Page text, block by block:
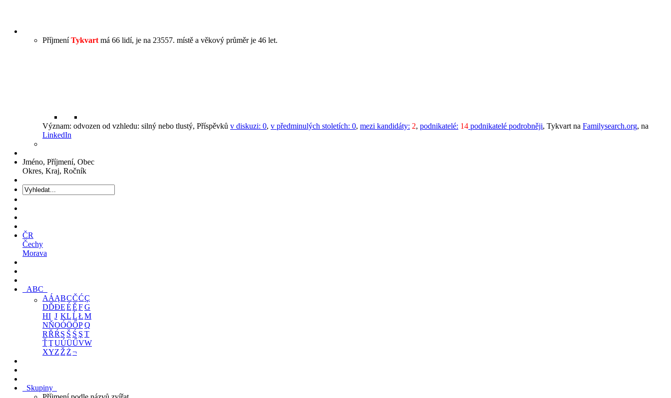
PříjmeníTykvart má 66 lidí, je na 23557. místě a věkový průměr je 46 let.
Význam: odvozen od vzhledu: silný nebo tlustý, Příspěvků v diskuzi: 0, v předminulých stoletích: 0, mezi kandidáty: 2, podnikatelé: 14 podnikatelé podrobněji, Tykvart na Familysearch.org, na
LinkedIn
Jméno, Příjmení, Obec
Okres, Kraj, Ročník
ČR
Čechy
Morava
ABC
AÁĄBCČĆÇ
DĎĐEÉĚFG
HI J KLĹŁM
NŇOÓÖŐPQ
RŘŔ S Š Ś Ş T
ŤŢUÚÜŰVW
XYZ Ž Ż¬
Skupiny